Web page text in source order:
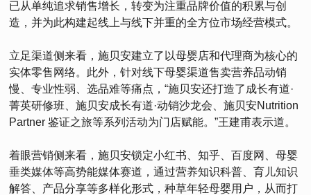
已从单纯追求销售增长，转变为注重品牌价值的积累与创
造，并为此构建起线上与线下并重的全方位市场经营模式。
立足渠道侧来看，施贝安建立了以母婴店和代理商为核心的
实体零售网络。此外，针对线下母婴渠道售卖营养品动销
慢、专业性弱、选品难等痛点，“施贝安还打造了成长有道·
菁英研修班、施贝安成长有道·动销沙龙会、施贝安Nutrition
Partner 鉴证之旅等系列活动为门店赋能。”王建甫表示道。
着眼营销侧来看，施贝安锁定小红书、知乎、百度网、母婴
垂类媒体等高势能媒体赛道，通过营养知识科普、育儿知识
解答、产品分享等多样化形式，种草年轻母婴用户，从而打